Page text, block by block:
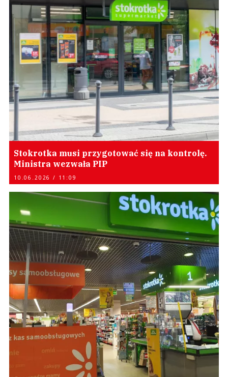
Stokrotka musi przygotować się na kontrolę.
Ministra wezwała PIP
10.06.2026 / 11:09